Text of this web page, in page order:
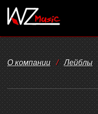
О компании / Лейблы